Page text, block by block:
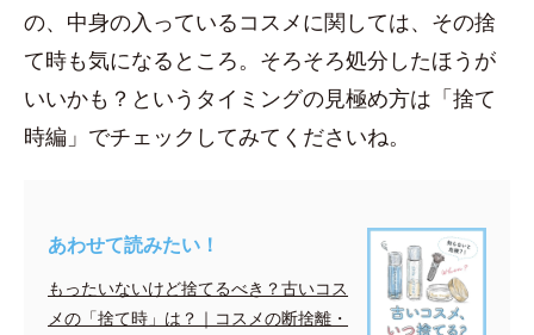
の、中身の入っているコスメに関しては、その捨
て時も気になるところ。そろそろ処分したほうが
いいかも？というタイミングの見極め方は「捨て
時編」でチェックしてみてくださいね。
あわせて読みたい！
もったいないけど捨てるべき？古いコス
メの「捨て時」は？｜コスメの断捨離・